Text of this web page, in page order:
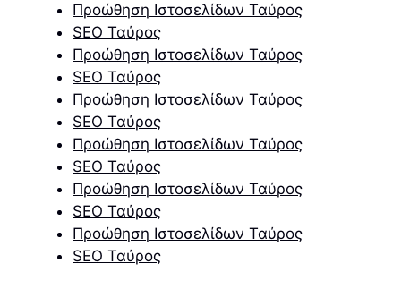
Προώθηση Ιστοσελίδων Ταύρος
SEO Ταύρος
Προώθηση Ιστοσελίδων Ταύρος
SEO Ταύρος
Προώθηση Ιστοσελίδων Ταύρος
SEO Ταύρος
Προώθηση Ιστοσελίδων Ταύρος
SEO Ταύρος
Προώθηση Ιστοσελίδων Ταύρος
SEO Ταύρος
Προώθηση Ιστοσελίδων Ταύρος
SEO Ταύρος